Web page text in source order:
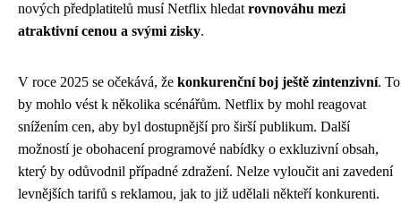
nových předplatitelů musí Netflix hledat rovnováhu mezi
atraktivní cenou a svými zisky.
V roce 2025 se očekává, že konkurenční boj ještě zintenzivní. To
by mohlo vést k několika scénářům. Netflix by mohl reagovat
snížením cen, aby byl dostupnější pro širší publikum. Další
možností je obohacení programové nabídky o exkluzivní obsah,
který by odůvodnil případné zdražení. Nelze vyloučit ani zavedení
levnějších tarifů s reklamou, jak to již udělali někteří konkurenti.